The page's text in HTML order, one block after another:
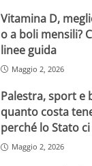
Vitamina D,
o a boli mensili?
linee guida
Maggio 2, 2026
Palestra, sport e
quanto costa
perché lo Stato
Maggio 2, 2026